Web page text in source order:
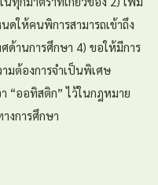
ดให้คนพิการสามารถเข้าถึง
ด้านการศึกษา 4) ขอให้มีการ
มต้องการจำเป็นพิเศษ
“ออทิสติก” ไว้ในกฎหมาย
งการศึกษา